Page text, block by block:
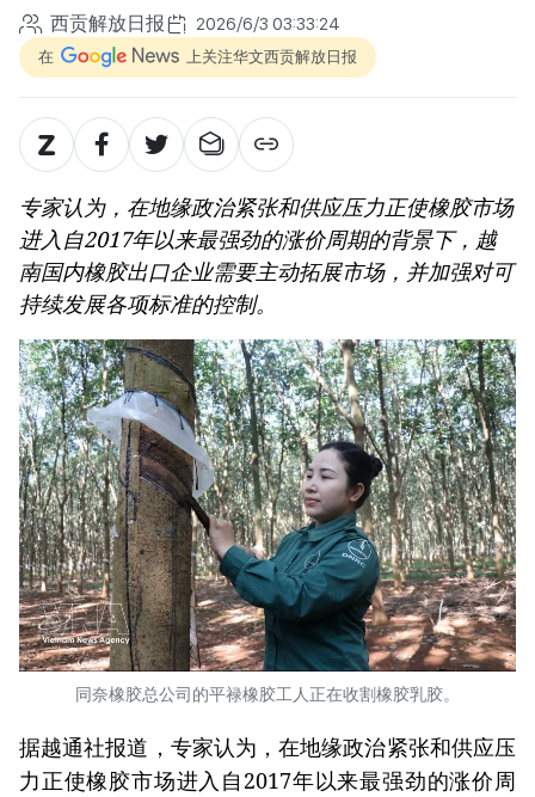
西贡解放日报 2026/6/3 03:33:24
在 上关注华文西贡解放日报
专家认为，在地缘政治紧张和供应压力正使橡胶市场
进入自2017年以来最强劲的涨价周期的背景下，越
南国内橡胶出口企业需要主动拓展市场，并加强对可
持续发展各项标准的控制。
同奈橡胶总公司的平禄橡胶工人正在收割橡胶乳胶。
据越通社报道，专家认为，在地缘政治紧张和供应压
力正使橡胶市场进入自2017年以来最强劲的涨价周